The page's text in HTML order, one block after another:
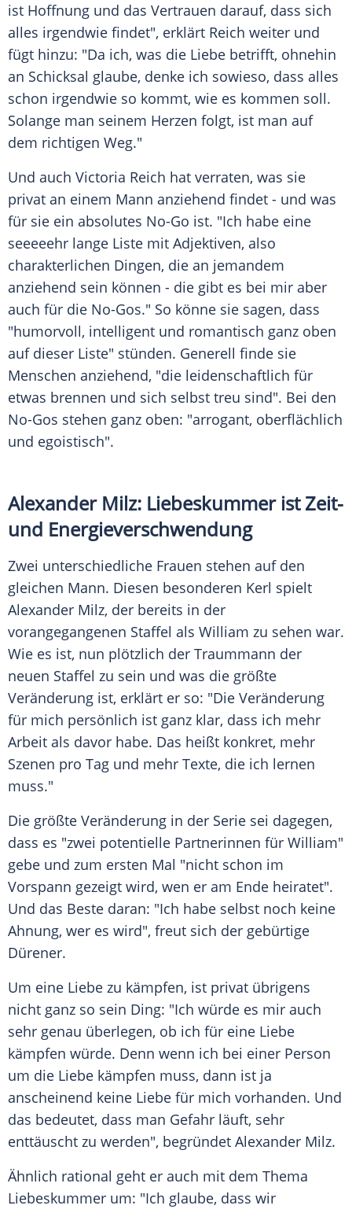
ist Hoffnung und das Vertrauen darauf, dass sich
alles irgendwie findet", erklärt Reich weiter und
fügt hinzu: "Da ich, was die Liebe betrifft, ohnehin
an Schicksal glaube, denke ich sowieso, dass alles
schon irgendwie so kommt, wie es kommen soll.
Solange man seinem Herzen folgt, ist man auf
dem richtigen Weg."
Und auch Victoria Reich hat verraten, was sie
privat an einem Mann anziehend findet - und was
für sie ein absolutes No-Go ist. "Ich habe eine
seeeeehr lange Liste mit Adjektiven, also
charakterlichen Dingen, die an jemandem
anziehend sein können - die gibt es bei mir aber
auch für die No-Gos." So könne sie sagen, dass
"humorvoll, intelligent und romantisch ganz oben
auf dieser Liste" stünden. Generell finde sie
Menschen anziehend, "die leidenschaftlich für
etwas brennen und sich selbst treu sind". Bei den
No-Gos stehen ganz oben: "arrogant, oberflächlich
und egoistisch".
Alexander Milz: Liebeskummer ist Zeit-
und Energieverschwendung
Zwei unterschiedliche Frauen stehen auf den
gleichen Mann. Diesen besonderen Kerl spielt
Alexander Milz, der bereits in der
vorangegangenen Staffel als William zu sehen war.
Wie es ist, nun plötzlich der Traummann der
neuen Staffel zu sein und was die größte
Veränderung ist, erklärt er so: "Die Veränderung
für mich persönlich ist ganz klar, dass ich mehr
Arbeit als davor habe. Das heißt konkret, mehr
Szenen pro Tag und mehr Texte, die ich lernen
muss."
Die größte Veränderung in der Serie sei dagegen,
dass es "zwei potentielle Partnerinnen für William"
gebe und zum ersten Mal "nicht schon im
Vorspann gezeigt wird, wen er am Ende heiratet".
Und das Beste daran: "Ich habe selbst noch keine
Ahnung, wer es wird", freut sich der gebürtige
Dürener.
Um eine Liebe zu kämpfen, ist privat übrigens
nicht ganz so sein Ding: "Ich würde es mir auch
sehr genau überlegen, ob ich für eine Liebe
kämpfen würde. Denn wenn ich bei einer Person
um die Liebe kämpfen muss, dann ist ja
anscheinend keine Liebe für mich vorhanden. Und
das bedeutet, dass man Gefahr läuft, sehr
enttäuscht zu werden", begründet Alexander Milz.
Ähnlich rational geht er auch mit dem Thema
Liebeskummer um: "Ich glaube, dass wir